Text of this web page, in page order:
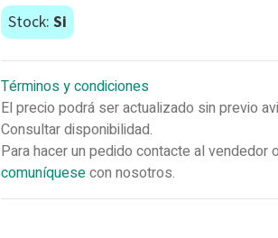
Stock: Si
Términos y condiciones
El precio podrá ser actualizado sin previo
Consultar disponibilidad.
Para hacer un pedido contacte al vendedor o
comuníquesecon nosotros.